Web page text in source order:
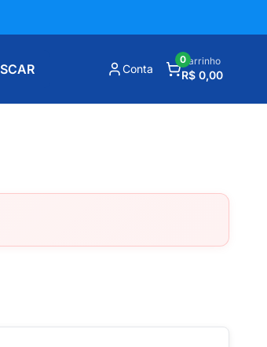
Conta
Carrinho
R$ 0,00
0